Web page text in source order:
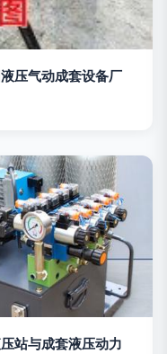
压气动成套设备厂
站与成套液压动力